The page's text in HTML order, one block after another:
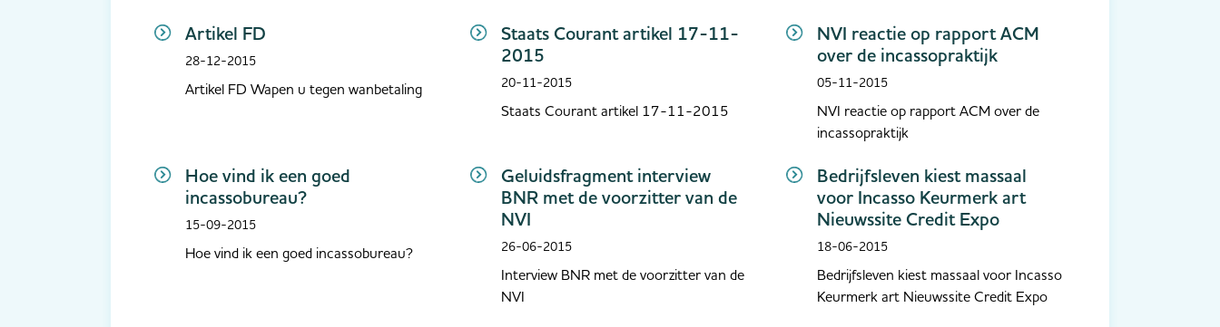
Artikel FD
28-12-2015
Artikel FD Wapen u tegen wanbetaling
Staats Courant artikel 17-11-
2015
20-11-2015
Staats Courant artikel 17-11-2015
NVI reactie op rapport ACM
over de incassopraktijk
05-11-2015
NVI reactie op rapport ACM over de
incassopraktijk
Hoe vind ik een goed
incassobureau?
15-09-2015
Hoe vind ik een goed incassobureau?
Geluidsfragment interview
BNR met de voorzitter van de
NVI
26-06-2015
Interview BNR met de voorzitter van de
NVI
Bedrijfsleven kiest massaal
voor Incasso Keurmerk art
Nieuwssite Credit Expo
18-06-2015
Bedrijfsleven kiest massaal voor Incasso
Keurmerk art Nieuwssite Credit Expo